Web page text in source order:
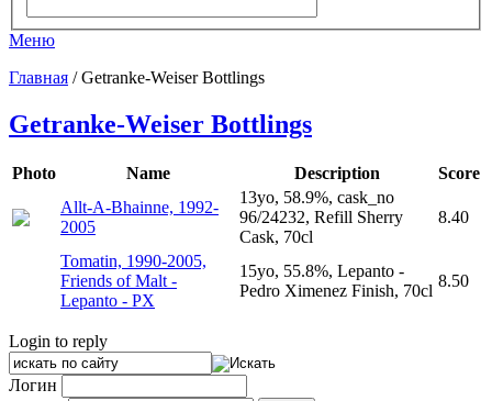
Меню
Главная / Getranke-Weiser Bottlings
Getranke-Weiser Bottlings
Photo Name Description
Score
Allt-A-Bhainne, 1992-
2005
13yo, 58.9%, cask_no
96/24232, Refill Sherry
Cask, 70cl
8.40
Tomatin, 1990-2005,
Friends of Malt -
Lepanto - PX
15yo, 55.8%, Lepanto -
Pedro Ximenez Finish, 70cl
8.50
Login to reply
Логин